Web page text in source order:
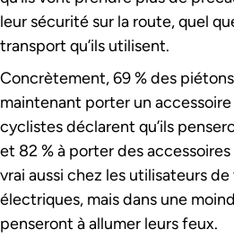
leur sécurité sur la route, quel
transport qu’ils utilisent.
Concrètement, 69 % des
maintenant porter un
cyclistes déclarent qu’ils
et 82 % à porter des
vrai aussi chez les utilisateurs
électriques, mais dans une
penseront à allumer leurs feux.